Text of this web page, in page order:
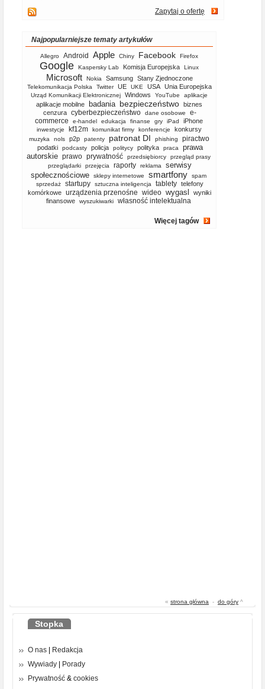
Zapytaj o ofertę
Najpopularniejsze tematy artykułów
Allegro Android Apple Chiny Facebook Firefox
Google Kaspersky Lab Komisja Europejska Linux
Microsoft Nokia Samsung Stany Zjednoczone
Telekomunikacja Polska Twitter UE UKE USA Unia Europejska
Urząd Komunikacji Elektronicznej Windows YouTube aplikacje
aplikacje mobilne badania bezpieczeństwo biznes
cenzura cyberbezpieczeństwo dane osobowe
e-
commerce
e-handel edukacja finanse gry iPad iPhone
inwestycje kf12m komunikat firmy konferencje konkursy
muzyka nols p2p patenty patronat DI phishing piractwo
podatki podcasty policja politycy polityka praca
prawa
autorskie prawo prywatność przedsiębiorcy
przegląd prasy
przeglądarki
przejęcia raporty reklama
serwisy
społecznościowe
sklepy internetowe smartfony
spam
sprzedaż
startupy sztuczna inteligencja tablety telefony
komórkowe
urządzenia przenośne wideo wygasl
wyniki
finansowe
wyszukiwarki własność intelektualna
Więcej tagów
« strona główna - do góry ^
Stopka
O nas | Redakcja
Wywiady | Porady
Prywatność & cookies